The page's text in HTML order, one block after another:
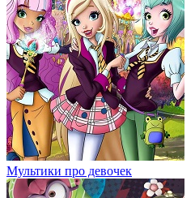
Мультики про девочек